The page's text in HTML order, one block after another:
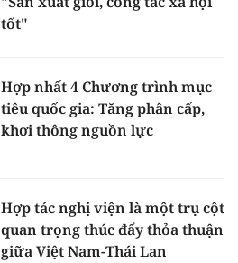
tốt"
Hợp nhất 4 Chương trình mục
tiêu quốc gia: Tăng phân cấp,
khơi thông nguồn lực
Hợp tác nghị viện là một trụ cột
quan trọng thúc đẩy thỏa thuận
giữa Việt Nam-Thái Lan